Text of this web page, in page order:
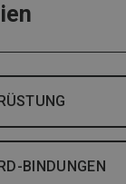
BINDUNGEN